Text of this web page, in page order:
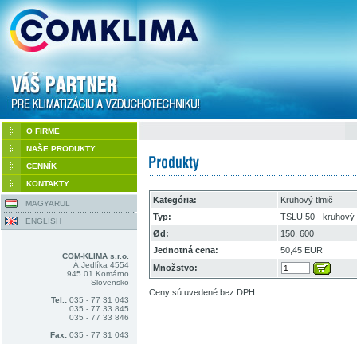
O FIRME
NAŠE PRODUKTY
CENNÍK
KONTAKTY
MAGYARUL
ENGLISH
COM-KLIMA s.r.o.
Á.Jedlíka 4554
945 01 Komárno
Slovensko
Tel.: 035 - 77 31 043
035 - 77 33 845
035 - 77 33 846
Fax: 035 - 77 31 043
Kategória:
Kruhový tlmič
Typ:
TSLU 50 - kruhový
Ød:
150, 600
Jednotná cena:
50,45 EUR
Množstvo:
Ceny sú uvedené bez DPH.